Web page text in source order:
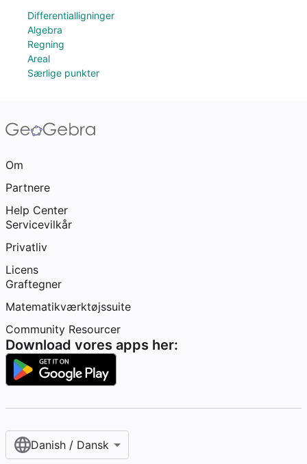
Differentialligninger
Algebra
Regning
Areal
Særlige punkter
Om
Partnere
Help Center
Servicevilkår
Privatliv
Licens
Graftegner
Matematikværktøjssuite
Community Resourcer
Download vores apps her:
Danish / Dansk‎